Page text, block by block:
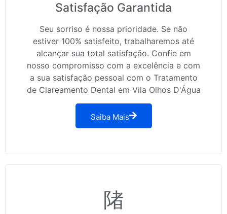
Satisfação Garantida
Seu sorriso é nossa prioridade. Se não
estiver 100% satisfeito, trabalharemos até
alcançar sua total satisfação. Confie em
nosso compromisso com a excelência e com
a sua satisfação pessoal com o Tratamento
de Clareamento Dental em Vila Olhos D'Água
Saiba Mais